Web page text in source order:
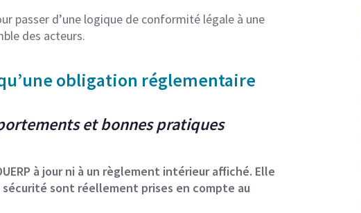
passer d’une logique de conformité légale à une
des acteurs.
obligation réglementaire
et bonnes pratiques
à jour ni à un règlement intérieur affiché. Elle
sont réellement prises en compte au